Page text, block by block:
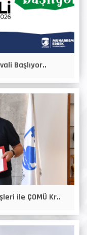
Başlıyor..
ile ÇOMÜ Kr..